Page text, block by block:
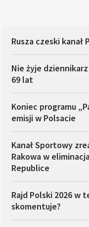
Rusza czeski kanał
Nie żyje
69 lat
Koniec programu
emisji w Polsacie
Kanał Sportowy
Rakowa w
Republice
Rajd Polski 2026 w
skomentuje?